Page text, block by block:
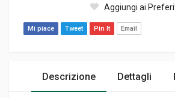
Aggiungi ai
Mi piace Tweet Pin It Email
Descrizione Dettagli